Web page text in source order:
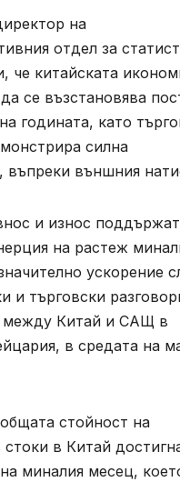
на
отдел за
че китайската
се възстановява
годината, като
силна
въпреки външния
и износ поддържат
на растеж
ускорение
и търговски
между Китай и САЩ в
в средата на
стойност на
стоки в Китай
миналия месец,